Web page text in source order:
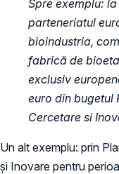
Spre exemplu:
parteneriatul
bioindustria,
fabrică de
exclusiv
euro din bugetul
Cercetare si
Un alt exemplu: prin
și Inovare pentru